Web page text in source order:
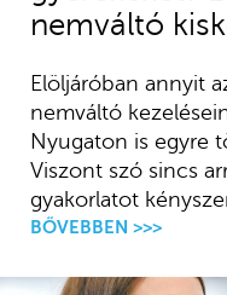
nemváltó
Elöljáróban annyit
nemváltó
Nyugaton is egyre
Viszont szó sincs
gyakorlatot
BŐVEBBEN >>>